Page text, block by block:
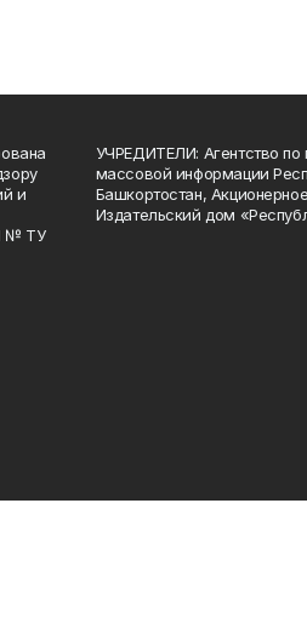
и
№ ТУ
УЧРЕДИТЕЛИ: Агентство по
массовой информации
Башкортостан,
Издательский дом